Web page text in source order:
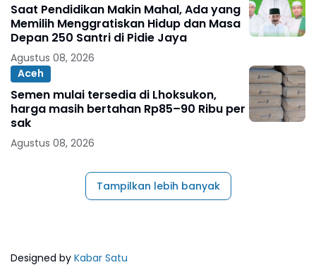
Saat Pendidikan Makin Mahal, Ada yang
Memilih Menggratiskan Hidup dan Masa
Depan 250 Santri di Pidie Jaya
Agustus 08, 2026
Aceh
Semen mulai tersedia di Lhoksukon,
harga masih bertahan Rp85–90 Ribu per
sak
Agustus 08, 2026
Tampilkan lebih banyak
Designed by Kabar Satu